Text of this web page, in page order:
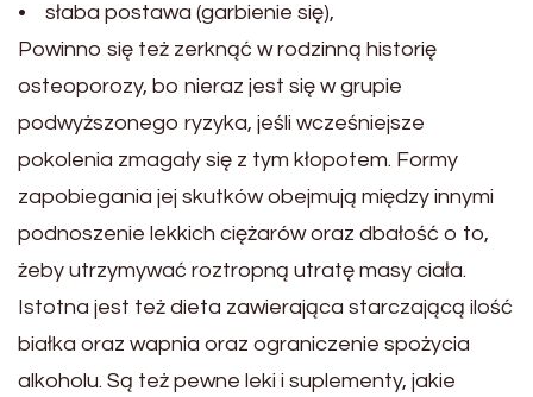
• słaba postawa (garbienie się),
Powinno się też zerknąć w rodzinną historię
osteoporozy, bo nieraz jest się w grupie
podwyższonego ryzyka, jeśli wcześniejsze
pokolenia zmagały się z tym kłopotem. Formy
zapobiegania jej skutków obejmują między innymi
podnoszenie lekkich ciężarów oraz dbałość o to,
żeby utrzymywać roztropną utratę masy ciała.
Istotna jest też dieta zawierająca starczającą ilość
białka oraz wapnia oraz ograniczenie spożycia
alkoholu. Są też pewne leki i suplementy, jakie